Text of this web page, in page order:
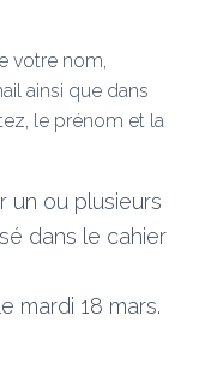
votre nom,
ainsi que dans
le prénom et la
un ou plusieurs
dans le cahier
mardi 18 mars.